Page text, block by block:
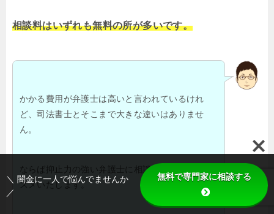
相談料はいずれも無料の所が多いです。
かかる費用が弁護士は高いと言われているけれ
ど、司法書士とそこまで大きな違いはありませ
ん。
ならば抑止力の強い弁護士に相談される事をおス
スメいたします。
＼ 闇金に一人で悩んでませんか
／
無料で専門家に相談する